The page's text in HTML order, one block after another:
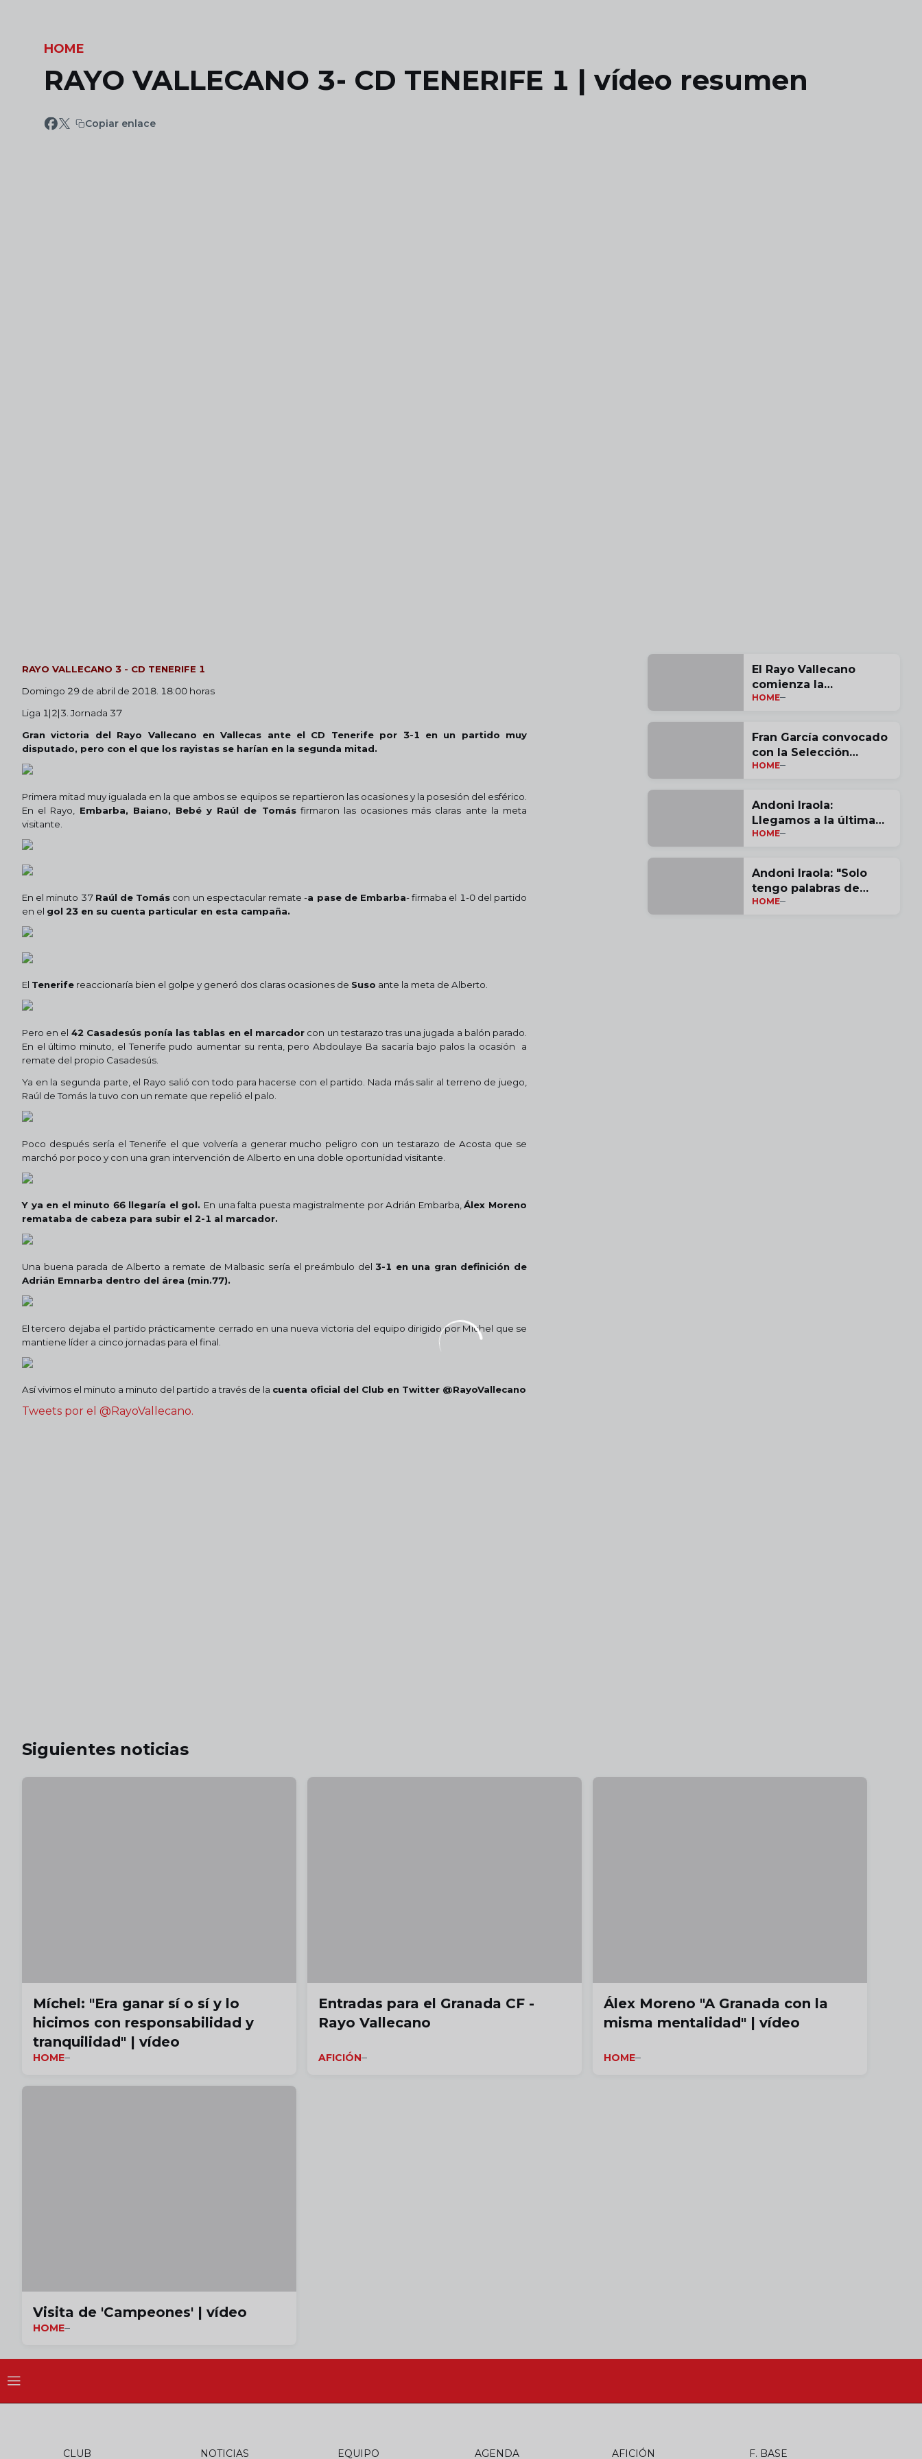
HOME
RAYO VALLECANO 3- CD TENERIFE 1 | vídeo resumen
Copiar enlace
RAYO VALLECANO 3 - CD TENERIFE 1
Domingo 29 de abril de 2018. 18:00 horas
Liga 1|2|3. Jornada 37
Gran victoria del Rayo Vallecano en Vallecas ante el CD Tenerife por 3-1 en un partido muy
disputado, pero con el que los rayistas se harían en la segunda mitad.
Primera mitad muy igualada en la que ambos se equipos se repartieron las ocasiones y la posesión del esférico.
En el Rayo, Embarba, Baiano, Bebé y Raúl de Tomásfirmaron las ocasiones más claras ante la meta
visitante.
En el minuto 37 Raúl de Tomás con un espectacular remate -a pase de Embarba- firmaba el 1-0 del partido
en el gol 23 en su cuenta particular en esta campaña.
El Tenerife reaccionaría bien el golpe y generó dos claras ocasiones de Suso ante la meta de Alberto.
Pero en el 42 Casadesús ponía las tablas en el marcador con un testarazo tras una jugada a balón parado.
En el último minuto, el Tenerife pudo aumentar su renta, pero Abdoulaye Ba sacaría bajo palos la ocasión a
remate del propio Casadesús.
Ya en la segunda parte, el Rayo salió con todo para hacerse con el partido. Nada más salir al terreno de juego,
Raúl de Tomás la tuvo con un remate que repelió el palo.
Poco después sería el Tenerife el que volvería a generar mucho peligro con un testarazo de Acosta que se
marchó por poco y con una gran intervención de Alberto en una doble oportunidad visitante.
Y ya en el minuto 66 llegaría el gol. En una falta puesta magistralmente por Adrián Embarba,Álex Moreno
remataba de cabeza para subir el 2-1 al marcador.
Una buena parada de Alberto a remate de Malbasic sería el preámbulo del 3-1 en una gran definición de
Adrián Emnarba dentro del área (min.77).
El tercero dejaba el partido prácticamente cerrado en una nueva victoria del equipo dirigido por Míchel que se
mantiene líder a cinco jornadas para el final.
Así vivimos el minuto a minuto del partido a través de la cuenta oficial del Club en Twitter @RayoVallecano
Tweets por el @RayoVallecano.
El Rayo Vallecano
comienza la
pretemporada
HOME
Fran García convocado
con la Selección
Española
HOME
Andoni Iraola:
Llegamos a la última
jornada con opciones |
HOME
Andoni Iraola: "Solo
tengo palabras de
agradecimiento por
HOME
Siguientes noticias
Míchel: "Era ganar sí o sí y lo
hicimos con responsabilidad y
tranquilidad" | vídeo
HOME
Entradas para el Granada CF -
Rayo Vallecano
AFICIÓN
Álex Moreno "A Granada con la
misma mentalidad" | vídeo
HOME
Visita de 'Campeones' | vídeo
HOME
CLUB NOTICIAS EQUIPO AGENDA AFICIÓN F. BASE